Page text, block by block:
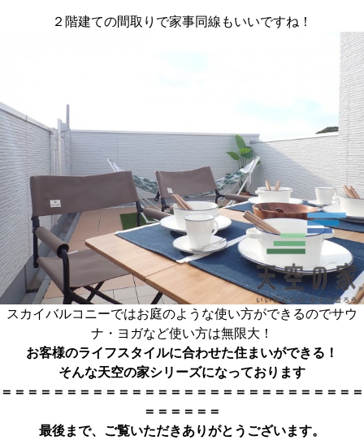
２階建ての間取りで家事同線もいいですね！
スカイバルコニーではお庭のような使い方ができるのでサウ
ナ・ヨガなど使い方は無限大！
お客様のライフスタイルに合わせた住まいができる！
そんな天空の家シリーズになっております
＝＝＝＝＝＝＝＝＝＝＝＝＝＝＝＝＝＝＝＝＝＝＝＝＝＝＝＝
＝＝＝＝＝＝
最後まで、ご覧いただきありがとうございます。